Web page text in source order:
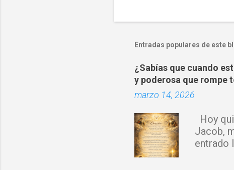
e
t
a
r
i
o
s
Entradas populares de este
¿Sabías que cuando
y poderosa que rompe
marzo 14, 2026
Hoy
Jacob,
entrado